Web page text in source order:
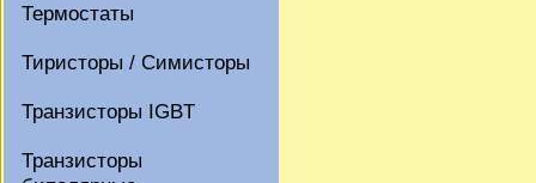
Термостаты
Тиристоры / Симисторы
Транзисторы IGBT
Транзисторы